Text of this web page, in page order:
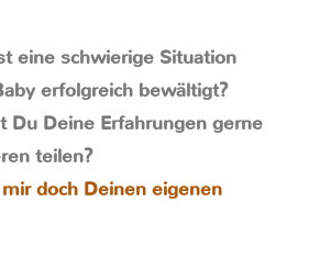
eine schwierige Situation
erfolgreich bewältigt?
Du Deine Erfahrungen gerne
teilen?
doch Deinen eigenen